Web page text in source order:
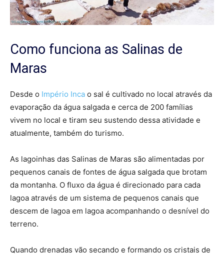
Como funciona as Salinas de
Maras
Desde o Império Inca o sal é cultivado no local através da
evaporação da água salgada e cerca de 200 famílias
vivem no local e tiram seu sustendo dessa atividade e
atualmente, também do turismo.
As lagoinhas das Salinas de Maras são alimentadas por
pequenos canais de fontes de água salgada que brotam
da montanha. O fluxo da água é direcionado para cada
lagoa através de um sistema de pequenos canais que
descem de lagoa em lagoa acompanhando o desnível do
terreno.
Quando drenadas vão secando e formando os cristais de